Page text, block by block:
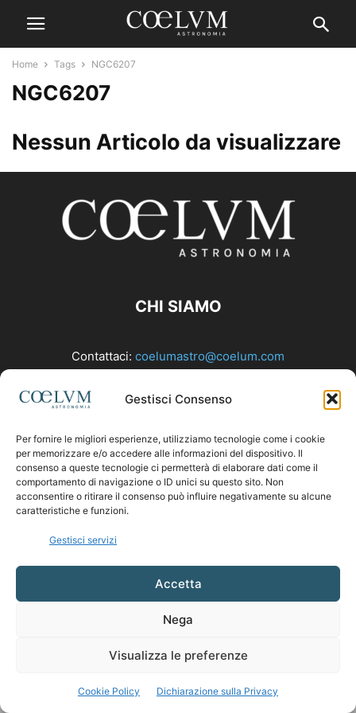
Gestisci Consenso
Per fornire le migliori esperienze, utilizziamo tecnologie come i cookie
per memorizzare e/o accedere alle informazioni del dispositivo. Il
consenso a queste tecnologie ci permetterà di elaborare dati come il
comportamento di navigazione o ID unici su questo sito. Non
acconsentire o ritirare il consenso può influire negativamente su alcune
caratteristiche e funzioni.
Gestisci servizi
Accetta
Nega
Visualizza le preferenze
Cookie Policy Dichiarazione sulla Privacy
Home Tags NGC6207
NGC6207
Nessun Articolo da visualizzare
CHI SIAMO
Contattaci: coelumastro@coelum.com
SEGUICI